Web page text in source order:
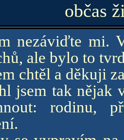
občas
nezáviďte mi.
ale bylo to
chtěl a děkuji
jsem tak nějak
rodinu,